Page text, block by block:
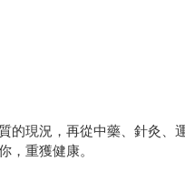
的現況，再從中藥、針灸
，重獲健康。